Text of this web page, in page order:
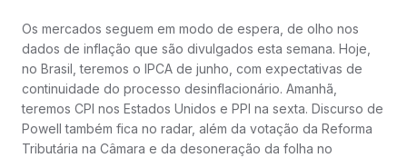
Os mercados seguem em modo de espera, de olho nos
dados de inflação que são divulgados esta semana. Hoje,
no Brasil, teremos o IPCA de junho, com expectativas de
continuidade do processo desinflacionário. Amanhã,
teremos CPI nos Estados Unidos e PPI na sexta. Discurso de
Powell também fica no radar, além da votação da Reforma
Tributária na Câmara e da desoneração da folha no